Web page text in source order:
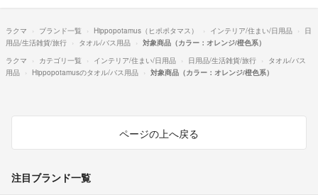
ラクマ ブランド一覧 Hippopotamus（ヒポポタマス） インテリア/住まい/日用品
日
用品/生活雑貨/旅行
タオル/バス用品
対象商品（カラー：オレンジ/橙色系）
ラクマ
カテゴリ一覧 インテリア/住まい/日用品 日用品/生活雑貨/旅行
タオル/バス
用品
Hippopotamusのタオル/バス用品 対象商品（カラー：オレンジ/橙色系）
ページの上へ戻る
注目ブランド一覧